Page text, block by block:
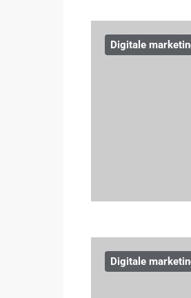
Digitale
Digitale